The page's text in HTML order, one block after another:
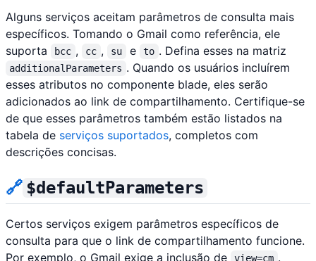
Alguns serviços aceitam parâmetros de consulta mais
específicos. Tomando o Gmail como referência, ele
suporta
bcc , cc , su e to . Defina esses na matriz
additionalParameters . Quando os usuários incluírem
esses atributos no componente blade, eles serão
adicionados ao link de compartilhamento. Certifique-se
de que esses parâmetros também estão listados na
tabela de serviços suportados, completos com
descrições concisas.
🔗 $defaultParameters
Certos serviços exigem parâmetros específicos de
consulta para que o link de compartilhamento funcione.
Por exemplo, o Gmail exige a inclusão de
view=cm .